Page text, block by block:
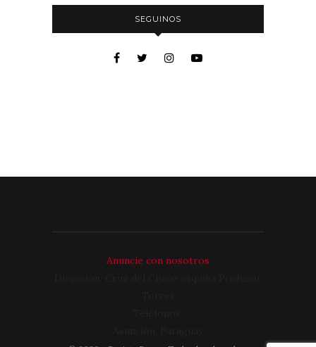
SEGUINOS
Anuncie con nosotros